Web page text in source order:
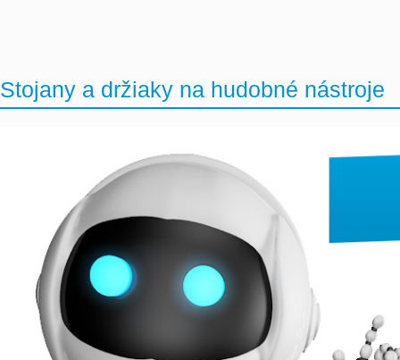
Stojany a držiaky na hudobné nástroje